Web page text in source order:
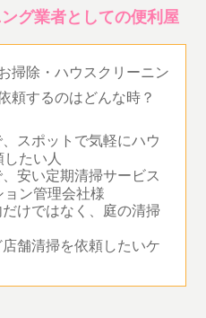
グ業者としての便利屋
掃除・ハウスクリーニン
頼するのはどんな時？
スポットで気軽にハウ
たい人
安い定期清掃サービス
ン管理会社様
けではなく、庭の清掃
舗清掃を依頼したいケ